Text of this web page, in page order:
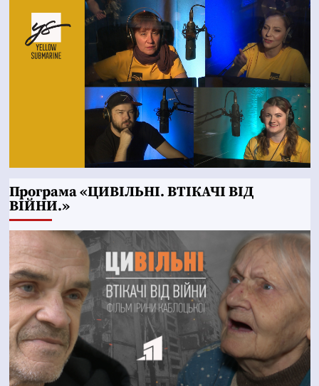
Програма «ЦИВІЛЬНІ. ВТІКАЧІ ВІД
ВІЙНИ.»